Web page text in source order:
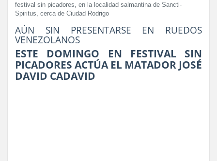
festival sin picadores, en la localidad salmantina de Sancti-
Spiritus, cerca de Ciudad Rodrigo
AÚN SIN PRESENTARSE EN RUEDOS
VENEZOLANOS
ESTE DOMINGO EN FESTIVAL SIN
PICADORES ACTÚA EL MATADOR JOSÉ
DAVID CADAVID